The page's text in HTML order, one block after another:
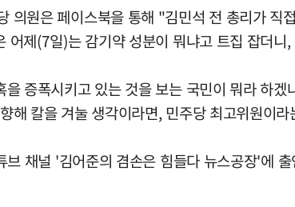
의원은 페이스북을 통해 "김민석 전 총리가
어제(7일)는 감기약 성분이 뭐냐고 트집 잡더
증폭시키고 있는 것을 보는 국민이 뭐라 하
해 칼을 겨눌 생각이라면, 민주당 최고위원이
브 채널 '김어준의 겸손은 힘들다 뉴스공장'에